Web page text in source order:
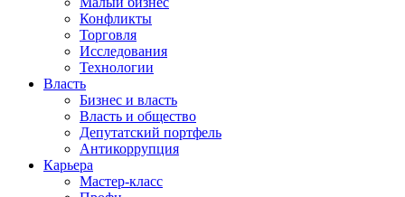
Конфликты
Торговля
Исследования
Технологии
Власть
Бизнес и власть
Власть и общество
Депутатский портфель
Антикоррупция
Карьера
Мастер-класс